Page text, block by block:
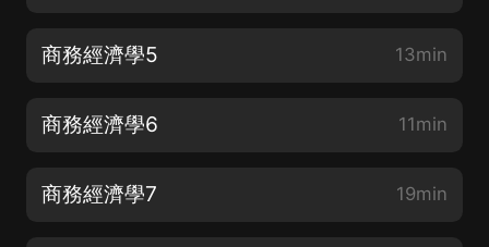
商務經濟學5 13min
商務經濟學6 11min
商務經濟學7 19min